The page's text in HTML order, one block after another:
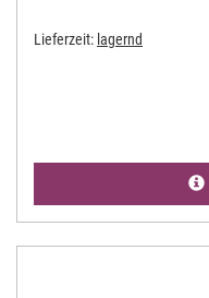
Lieferzeit: lagernd